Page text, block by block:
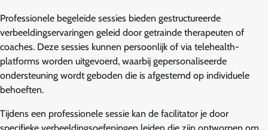
Professionele begeleide sessies bieden gestructureerde
verbeeldingservaringen geleid door getrainde therapeuten of
coaches. Deze sessies kunnen persoonlijk of via telehealth-
platforms worden uitgevoerd, waarbij gepersonaliseerde
ondersteuning wordt geboden die is afgestemd op individuele
behoeften.
Tijdens een professionele sessie kan de facilitator je door